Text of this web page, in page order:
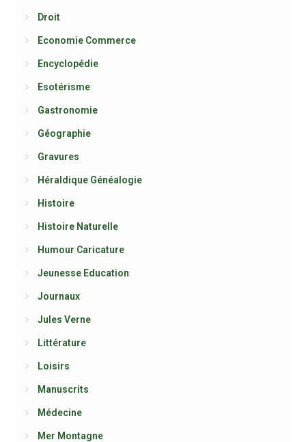
Droit
Economie Commerce
Encyclopédie
Esotérisme
Gastronomie
Géographie
Gravures
Héraldique Généalogie
Histoire
Histoire Naturelle
Humour Caricature
Jeunesse Education
Journaux
Jules Verne
Littérature
Loisirs
Manuscrits
Médecine
Mer Montagne